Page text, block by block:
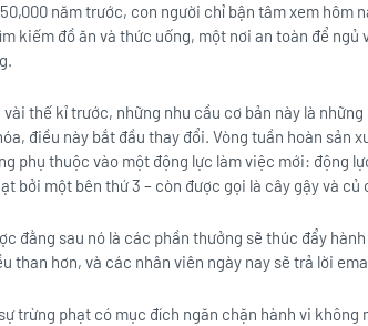
năm trước, con người chỉ bận tâm xem hôm
kiếm đồ ăn và thức uống, một nơi an toàn để
vài thế kỉ trước, những nhu cầu cơ bản này là
điều này bắt đầu thay đổi. Vòng tuần hoàn sản
phụ thuộc vào một động lực làm việc mới: động
bởi một bên thứ 3 – còn được gọi là cây gậy và củ
đằng sau nó là các phần thưởng sẽ thúc đẩy
than hơn, và các nhân viên ngày nay sẽ trả lời
trừng phạt có mục đích ngăn chặn hành vi